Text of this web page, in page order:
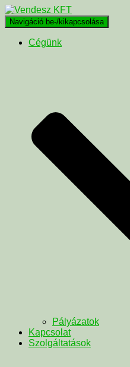
Navigáció be-/kikapcsolása
Cégünk
Pályázatok
Kapcsolat
Szolgáltatások